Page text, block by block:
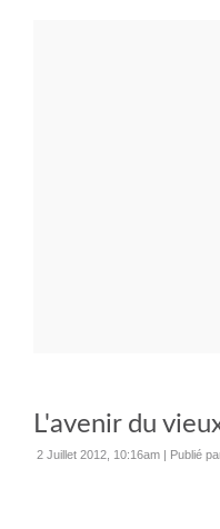
L'avenir du
2 Juillet 2012, 10:16am | Publié